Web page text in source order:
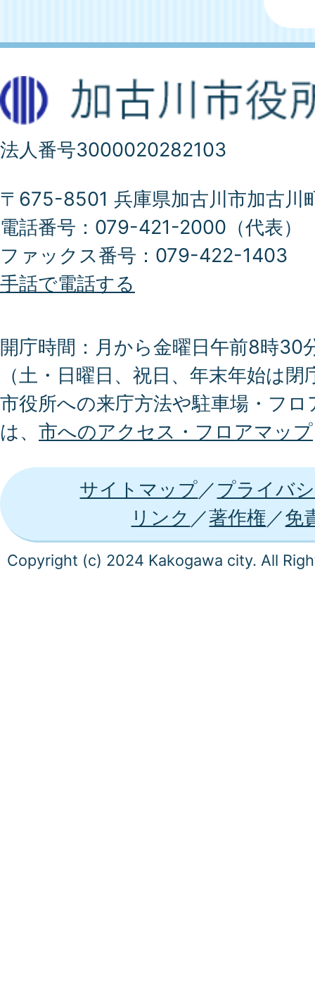
法人番号3000020282103
〒675-8501 兵庫県加古川市加古川
電話番号：079-421-2000（代表）
ファックス番号：079-422-1403
手話で電話する
開庁時間：月から金曜日午前8時30
（土・日曜日、祝日、年末年始は閉
市役所への来庁方法や駐車場・フ
は、 市へのアクセス・フロアマップ
サイトマップ
プライバ
リンク
著作権 免
Copyright (c) 2024 Kakogawa city. All